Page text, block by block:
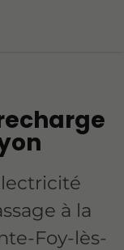
à la
Foy-lès-